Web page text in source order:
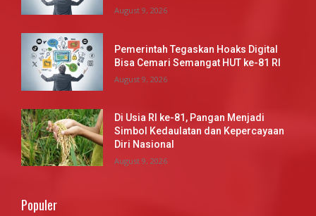
August 9, 2026
Pemerintah Tegaskan Hoaks Digital
Bisa Cemari Semangat HUT ke-81 RI
August 9, 2026
Di Usia RI ke-81, Pangan Menjadi
Simbol Kedaulatan dan Kepercayaan
Diri Nasional
August 9, 2026
Populer